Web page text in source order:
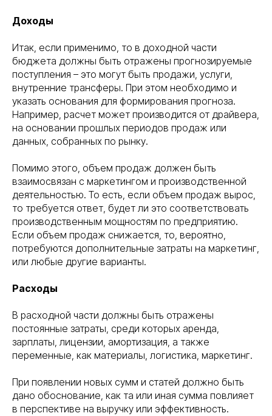
Доходы
Итак, если применимо, то в доходной части
бюджета должны быть отражены прогнозируемые
поступления – это могут быть продажи, услуги,
внутренние трансферы. При этом необходимо и
указать основания для формирования прогноза.
Например, расчет может производится от драйвера,
на основании прошлых периодов продаж или
данных, собранных по рынку.
Помимо этого, объем продаж должен быть
взаимосвязан с маркетингом и производственной
деятельностью. То есть, если объем продаж вырос,
то требуется ответ, будет ли это соответствовать
производственным мощностям по предприятию.
Если объем продаж снижается, то, вероятно,
потребуются дополнительные затраты на маркетинг,
или любые другие варианты.
Расходы
В расходной части должны быть отражены
постоянные затраты, среди которых аренда,
зарплаты, лицензии, амортизация, а также
переменные, как материалы, логистика, маркетинг.
При появлении новых сумм и статей должно быть
дано обоснование, как та или иная сумма повлияет
в перспективе на выручку или эффективность.